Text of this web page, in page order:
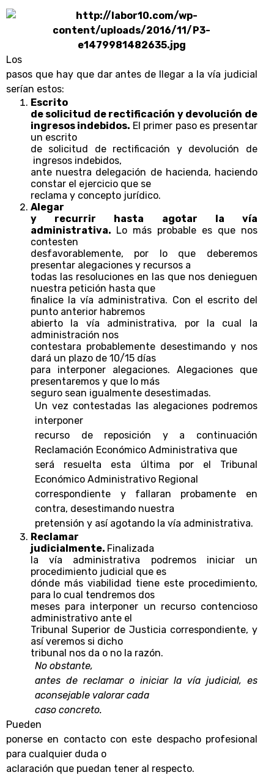
Los
pasos que hay que dar antes de llegar a la vía judicial
serían estos:
Escrito
de solicitud de rectificación y devolución de
ingresos indebidos. El primer paso es presentar
un escrito
de solicitud de rectificación y devolución de
ingresos indebidos,
ante nuestra delegación de hacienda, haciendo
constar el ejercicio que se
reclama y concepto jurídico.
Alegar
y recurrir hasta agotar la vía
administrativa. Lo más probable es que nos
contesten
desfavorablemente, por lo que deberemos
presentar alegaciones y recursos a
todas las resoluciones en las que nos denieguen
nuestra petición hasta que
finalice la vía administrativa. Con el escrito del
punto anterior habremos
abierto la vía administrativa, por la cual la
administración nos
contestara probablemente desestimando y nos
dará un plazo de 10/15 días
para interponer alegaciones. Alegaciones que
presentaremos y que lo más
seguro sean igualmente desestimadas.
Un vez contestadas las alegaciones podremos
interponer
recurso de reposición y a continuación
Reclamación Económico Administrativa que
será resuelta esta última por el Tribunal
Económico Administrativo Regional
correspondiente y fallaran probamente en
contra, desestimando nuestra
pretensión y así agotando la vía administrativa.
Reclamar
judicialmente. Finalizada
la vía administrativa podremos iniciar un
procedimiento judicial que es
dónde más viabilidad tiene este procedimiento,
para lo cual tendremos dos
meses para interponer un recurso contencioso
administrativo ante el
Tribunal Superior de Justicia correspondiente, y
así veremos si dicho
tribunal nos da o no la razón.
No obstante,
antes de reclamar o iniciar la vía judicial, es
aconsejable valorar cada
caso concreto.
Pueden
ponerse en contacto con este despacho profesional
para cualquier duda o
aclaración que puedan tener al respecto.